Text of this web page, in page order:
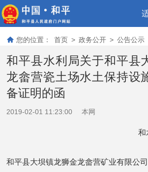
您的位置： 首页 > 政务公开 > 公告公示
和平县水利局关于和平县
龙畲营瓷土场水土保持设
备证明的函
2019-02-01 11:23:00 本网
和
和平县大坝镇龙狮金龙畲营矿业有限公司